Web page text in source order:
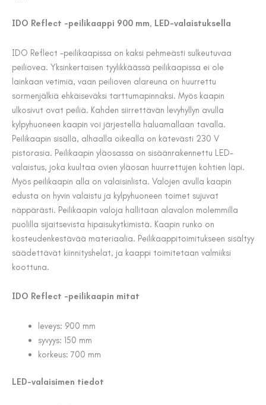
IDO Reflect -peilikaappi 900 mm, LED-valaistuksella
IDO Reflect -peilikaapissa on kaksi pehmeästi sulkeutuvaa
peiliovea. Yksinkertaisen tyylikkäässä peilikaapissa ei ole
lainkaan vetimiä, vaan peilioven alareuna on huurrettu
sormenjälkiä ehkäiseväksi tarttumapinnaksi. Myös kaapin
ulkosivut ovat peiliä. Kahden siirrettävän levyhyllyn avulla
kylpyhuoneen kaapin voi järjestellä haluamallaan tavalla.
Peilikaapin sisällä, alhaalla oikealla on kätevästi 230 V
pistorasia. Peilikaapin yläosassa on sisäänrakennettu LED-
valaistus, joka kuultaa ovien yläosan huurrettujen kohtien läpi.
Myös peilikaapin alla on valaisinlista. Valojen avulla kaapin
edusta on hyvin valaistu ja kylpyhuoneen toimet sujuvat
näppärästi. Peilikaapin valoja hallitaan alavalon molemmilla
puolilla sijaitsevista hipaisukytkimistä. Kaapin runko on
kosteudenkestävää materiaalia. Peilikaappitoimitukseen sisältyy
säädettävät kiinnityshelat, ja kaappi toimitetaan valmiiksi
koottuna.
IDO Reflect -peilikaapin mitat
leveys: 900 mm
syvyys: 150 mm
korkeus: 700 mm
LED-valaisimen tiedot